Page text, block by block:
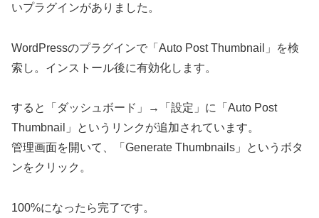
いプラグインがありました。
WordPressのプラグインで「Auto Post Thumbnail」を検
索し。インストール後に有効化します。
すると「ダッシュボード」→「設定」に「Auto Post
Thumbnail」というリンクが追加されています。
管理画面を開いて、「Generate Thumbnails」というボタ
ンをクリック。
100%になったら完了です。